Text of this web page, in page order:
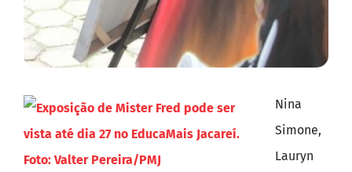
Nina
Simone,
Lauryn